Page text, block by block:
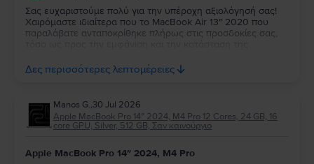
Σας ευχαριστούμε πολύ για την υπέροχη αξιολόγησή σας!
Χαιρόμαστε ιδιαίτερα που το MacBook Air 13″ 2020 που
παραλάβατε ανταποκρίθηκε πλήρως στις προσδοκίες σας,
παράδοσης. Σας ευχαριστούμε για την εμπιστοσύνη σας και
ευχόμαστε να το χαρείτε!
Δες περισσότερες λεπτομέρειες
Manos G.,30 Jul 2026
Apple MacBook Pro 14″ 2024, M4 Pro 12 Cores, 24 GB, 16
core GPU, Silver, 512 GB, Σαν καινούργιο
Apple MacBook Pro 14″ 2024, M4 Pro